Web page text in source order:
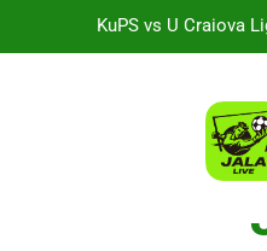
Streaming
Live Streaming
KuPS vs U Craiova